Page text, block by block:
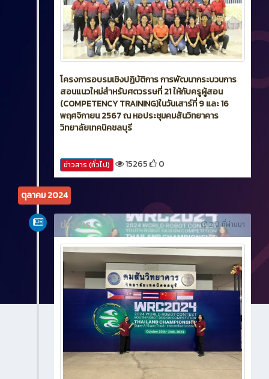
โครงการอบรมเชิงปฏิบัติการ การพัฒนากระบวนการ
สอนแนวใหม่สำหรับศตวรรษที่ 21 ให้กับครูผู้สอน
(COMPETENCY TRAINING)ในวันเสาร์ที่ 9 และ 16
พฤศจิกายน 2567 ณ หอประชุมคมสันวิทยาคาร
วิทยาลัยเทคนิคชลบุรี
ข่าวสาร (ทั่วไป) 15265 0
ตุลาคม 2024
2 ปี ที่ผ่านมา
ข่าวสาร